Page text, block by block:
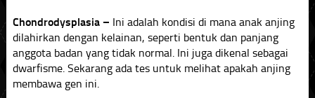
Chondrodysplasia – Ini adalah kondisi di mana anak anjing
dilahirkan dengan kelainan, seperti bentuk dan panjang
anggota badan yang tidak normal. Ini juga dikenal sebagai
dwarfisme. Sekarang ada tes untuk melihat apakah anjing
membawa gen ini.